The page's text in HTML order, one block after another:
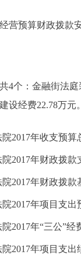
预算财政拨款
：金融街法庭
设经费22.78万元
2017年收支预算
2017年财政拨款
2017年财政拨
2017年项目支出
2017年“三公”经
2017年项目支出